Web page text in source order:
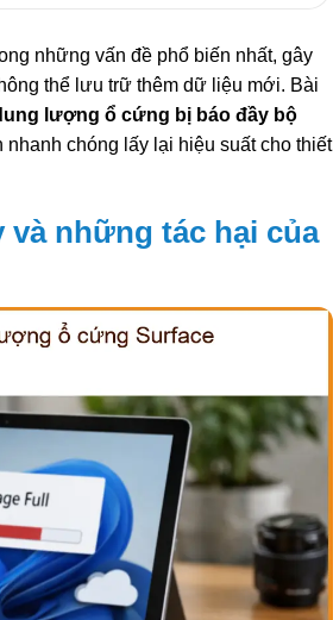
những vấn đề phổ biến nhất, gây
thể lưu trữ thêm dữ liệu mới. Bài
lượng ổ cứng bị báo đầy bộ
chóng lấy lại hiệu suất cho thiết
và những tác hại của